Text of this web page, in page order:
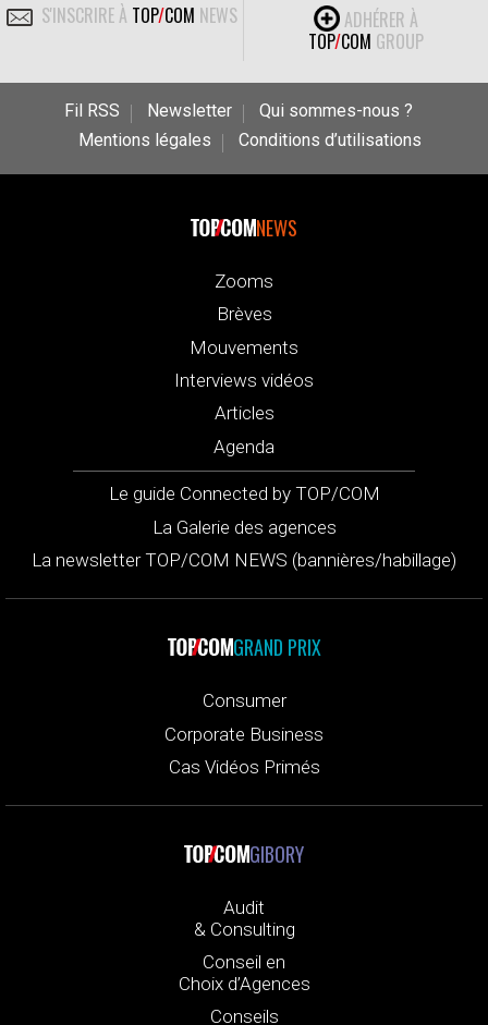
S'INSCRIRE À TOP/COM NEWS
ADHÉRER À
TOP/COM GROUP
Fil RSS Newsletter
Qui sommes-nous ?
Mentions légales
Conditions d’utilisations
NEWS
Zooms
Brèves
Mouvements
Interviews vidéos
Articles
Agenda
Le guide Connected by TOP/COM
La Galerie des agences
La newsletter TOP/COM NEWS (bannières/habillage)
GRAND PRIX
Consumer
Corporate Business
Cas Vidéos Primés
GIBORY
Audit
& Consulting
Conseil en
Choix d’Agences
Conseils